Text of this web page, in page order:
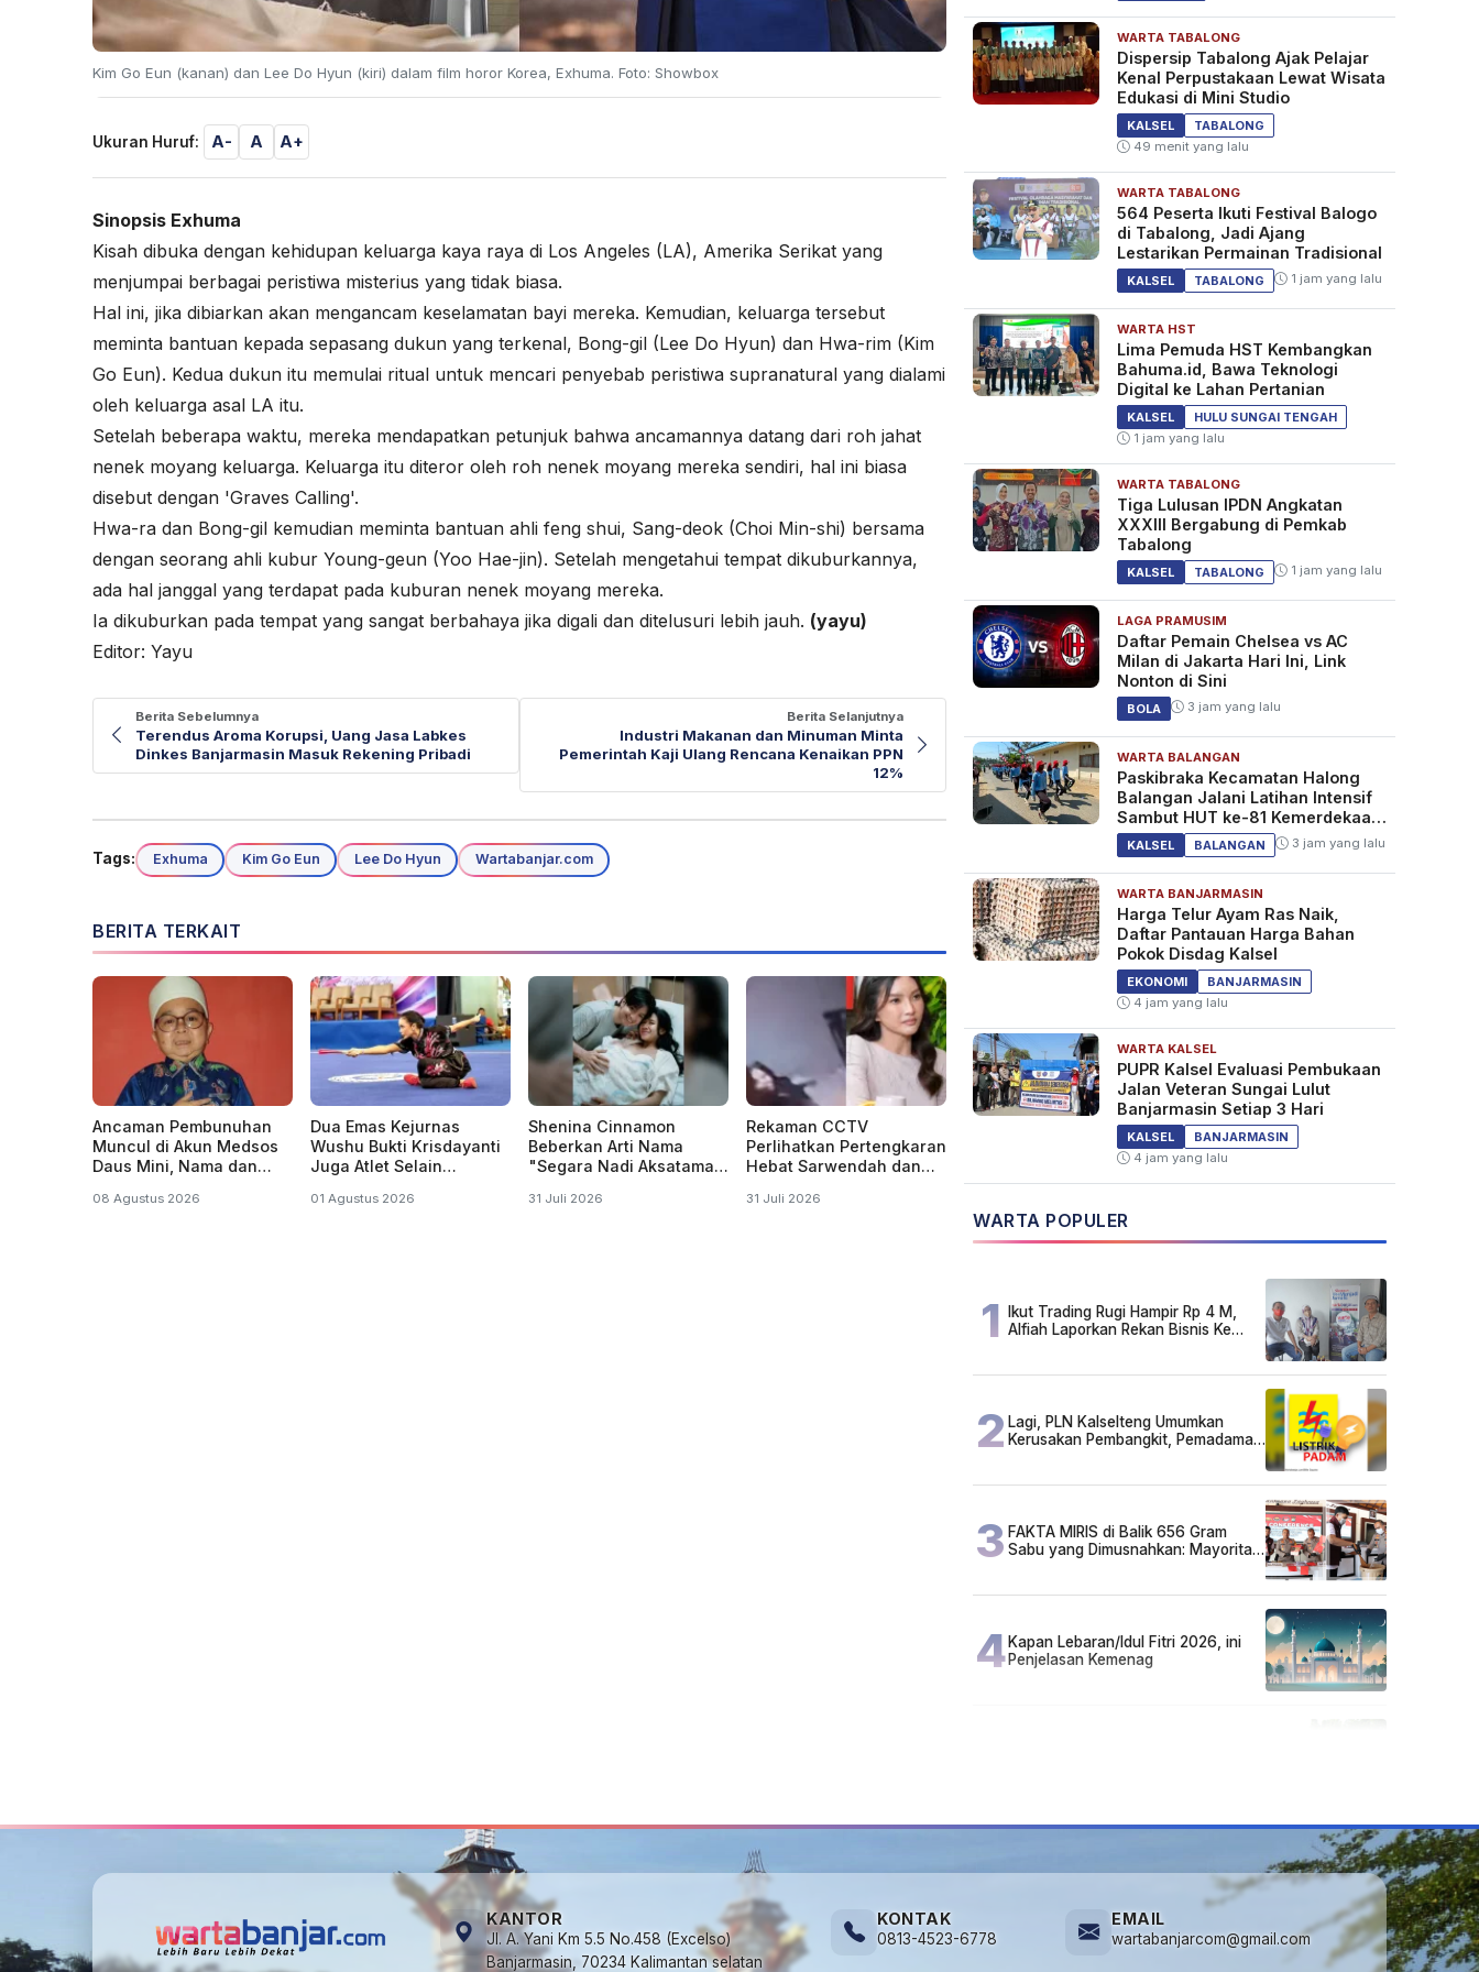
Kim Go Eun (kanan) dan Lee Do Hyun (kiri) dalam film horor Korea, Exhuma. Foto: Showbox
Ukuran Huruf: A- A A+
Sinopsis Exhuma
Kisah dibuka dengan kehidupan keluarga kaya raya di Los Angeles (LA), Amerika Serikat yang
menjumpai berbagai peristiwa misterius yang tidak biasa.
Hal ini, jika dibiarkan akan mengancam keselamatan bayi mereka. Kemudian, keluarga tersebut
meminta bantuan kepada sepasang dukun yang terkenal, Bong-gil (Lee Do Hyun) dan Hwa-rim (Kim
Go Eun). Kedua dukun itu memulai ritual untuk mencari penyebab peristiwa supranatural yang dialami
oleh keluarga asal LA itu.
Setelah beberapa waktu, mereka mendapatkan petunjuk bahwa ancamannya datang dari roh jahat
nenek moyang keluarga. Keluarga itu diteror oleh roh nenek moyang mereka sendiri, hal ini biasa
disebut dengan 'Graves Calling'.
Hwa-ra dan Bong-gil kemudian meminta bantuan ahli feng shui, Sang-deok (Choi Min-shi) bersama
dengan seorang ahli kubur Young-geun (Yoo Hae-jin). Setelah mengetahui tempat dikuburkannya,
ada hal janggal yang terdapat pada kuburan nenek moyang mereka.
Ia dikuburkan pada tempat yang sangat berbahaya jika digali dan ditelusuri lebih jauh. (yayu)
Editor: Yayu
Berita Sebelumnya
Terendus Aroma Korupsi, Uang Jasa Labkes
Dinkes Banjarmasin Masuk Rekening Pribadi
Berita Selanjutnya
Industri Makanan dan Minuman Minta
Pemerintah Kaji Ulang Rencana Kenaikan PPN
12%
Tags: Exhuma Kim Go Eun Lee Do Hyun Wartabanjar.com
BERITA TERKAIT
Ancaman Pembunuhan
Muncul di Akun Medsos
Daus Mini, Nama dan
08 Agustus 2026
Dua Emas Kejurnas
Wushu Bukti Krisdayanti
Juga Atlet Selain
01 Agustus 2026
Shenina Cinnamon
Beberkan Arti Nama
"Segara Nadi Aksatama"
Angga Yunanda
31 Juli 2026
Rekaman CCTV
Perlihatkan Pertengkaran
Hebat Sarwendah dan
31 Juli 2026
WARTA TABALONG
Dispersip Tabalong Ajak Pelajar
Kenal Perpustakaan Lewat Wisata
Edukasi di Mini Studio
KALSEL
TABALONG
49 menit yang lalu
WARTA TABALONG
564 Peserta Ikuti Festival Balogo
di Tabalong, Jadi Ajang
Lestarikan Permainan Tradisional
KALSEL TABALONG 1 jam yang lalu
WARTA HST
Lima Pemuda HST Kembangkan
Bahuma.id, Bawa Teknologi
Digital ke Lahan Pertanian
KALSEL
HULU SUNGAI TENGAH
1 jam yang lalu
WARTA TABALONG
Tiga Lulusan IPDN Angkatan
XXXIII Bergabung di Pemkab
Tabalong
KALSEL TABALONG 1 jam yang lalu
LAGA PRAMUSIM
Daftar Pemain Chelsea vs AC
Milan di Jakarta Hari Ini, Link
Nonton di Sini
BOLA 3 jam yang lalu
WARTA BALANGAN
Paskibraka Kecamatan Halong
Balangan Jalani Latihan Intensif
Sambut HUT ke-81 Kemerdekaan
RIKALSEL BALANGAN 3 jam yang lalu
WARTA BANJARMASIN
Harga Telur Ayam Ras Naik,
Daftar Pantauan Harga Bahan
Pokok Disdag Kalsel
EKONOMI
BANJARMASIN
4 jam yang lalu
WARTA KALSEL
PUPR Kalsel Evaluasi Pembukaan
Jalan Veteran Sungai Lulut
Banjarmasin Setiap 3 Hari
KALSEL
BANJARMASIN
4 jam yang lalu
WARTA POPULER
1 Ikut Trading Rugi Hampir Rp 4 M,
Alfiah Laporkan Rekan Bisnis Ke
2 Lagi, PLN Kalselteng Umumkan
Kerusakan Pembangkit, Pemadaman
3 FAKTA MIRIS di Balik 656 Gram
Sabu yang Dimusnahkan: Mayoritas
4Kapan Lebaran/Idul Fitri 2026, ini
Penjelasan Kemenag
KANTOR
Jl. A. Yani Km 5.5 No.458 (Excelso)
Banjarmasin, 70234 Kalimantan selatan
KONTAK
0813-4523-6778
EMAIL
wartabanjarcom@gmail.com